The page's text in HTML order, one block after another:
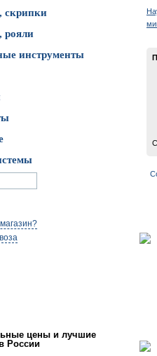
скрипки
рояли
инструменты
цены и лучшие
России